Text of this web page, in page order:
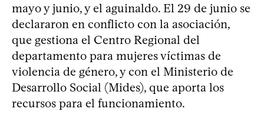
mayo y junio, y el aguinaldo. El 29 de junio se
declararon en conflicto con la asociación,
que gestiona el Centro Regional del
departamento para mujeres víctimas de
violencia de género, y con el Ministerio de
Desarrollo Social (Mides), que aporta los
recursos para el funcionamiento.